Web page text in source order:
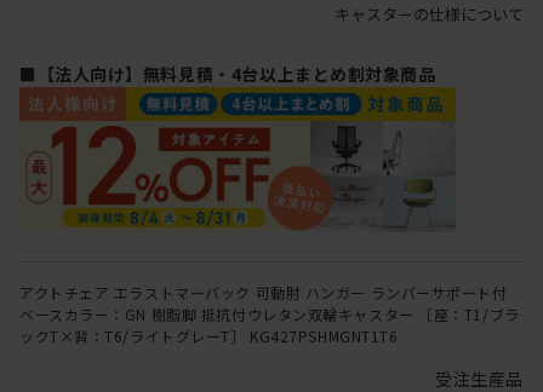
キャスターの仕様について
■【法人向け】無料見積・4台以上まとめ割対象商品
アクトチェア エラストマーバック 可動肘 ハンガー ランバーサポート付
ベースカラー：GN 樹脂脚 抵抗付ウレタン双輪キャスター ［座：T1/ブラ
ックT×背：T6/ライトグレーT］ KG427PSHMGNT1T6
受注生産品